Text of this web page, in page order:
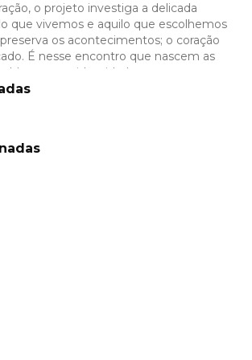
o projeto investiga a delicada
que vivemos e aquilo que escolhemos
os acontecimentos; o coração
É nesse encontro que nascem as
nossa identidade, constroem
nossa percepção de
toda memória feliz tem um